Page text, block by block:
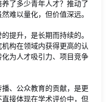
了多少青年人才？推动了
难以量化，但价值深远。
提升，是长期而持续的。
构在领域内获得更高的认
为人才吸引力、项目竞争
、公众教育的贡献，是更
接体现在学术评价中，但